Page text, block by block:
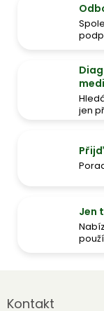
jen
Jen
Kontakt